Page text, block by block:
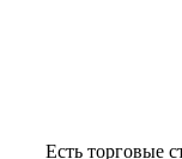
Есть торговые